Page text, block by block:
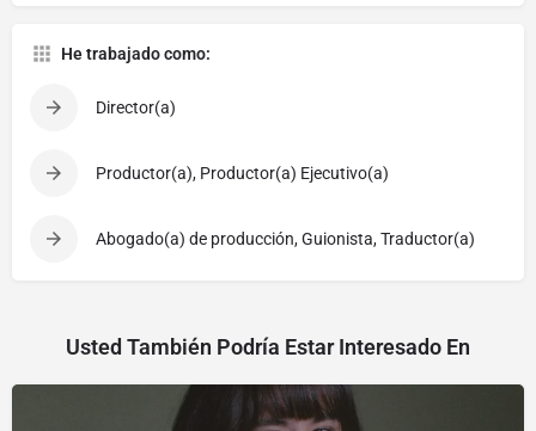
He trabajado como:
Director(a)
Productor(a), Productor(a) Ejecutivo(a)
Abogado(a) de producción, Guionista, Traductor(a)
Usted También Podría Estar Interesado En